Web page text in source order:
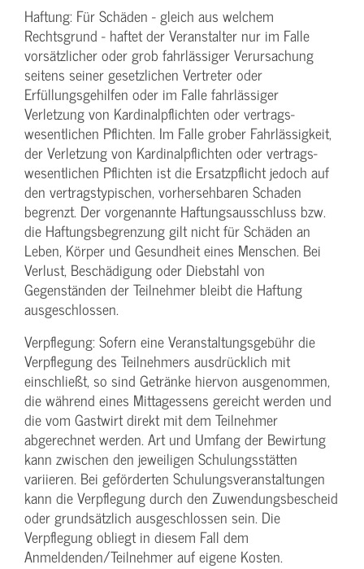
Haftung: Für Schäden - gleich aus welchem
Rechtsgrund - haftet der Veranstalter nur im Falle
vorsätzlicher oder grob fahrlässiger Verursachung
seitens seiner gesetzlichen Vertreter oder
Erfüllungsgehilfen oder im Falle fahrlässiger
Verletzung von Kardinalpflichten oder vertrags­
wesentlichen Pflichten. Im Falle grober Fahrlässigkeit,
der Verletzung von Kardinalpflichten oder vertrags­
wesentlichen Pflichten ist die Ersatzpflicht jedoch auf
den vertragstypischen, vorhersehbaren Schaden
begrenzt. Der vorgenannte Haftungs­ausschluss bzw.
die Haftungs­begrenzung gilt nicht für Schäden an
Leben, Körper und Gesundheit eines Menschen. Bei
Verlust, Beschädigung oder Diebstahl von
Gegenständen der Teilnehmer bleibt die Haftung
ausgeschlossen.
Verpflegung: Sofern eine Veranstaltungs­gebühr die
Verpflegung des Teilnehmers ausdrücklich mit
einschließt, so sind Getränke hiervon ausgenommen,
die während eines Mittagessens gereicht werden und
die vom Gastwirt direkt mit dem Teilnehmer
abgerechnet werden. Art und Umfang der Bewirtung
kann zwischen den jeweiligen Schulungsstätten
variieren. Bei geförderten Schulungs­veranstaltungen
kann die Verpflegung durch den Zuwendungs­bescheid
oder grundsätzlich ausgeschlossen sein. Die
Verpflegung obliegt in diesem Fall dem
Anmeldenden/­Teilnehmer auf eigene Kosten.